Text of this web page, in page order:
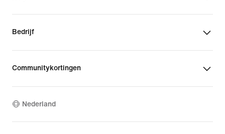
Bedrijf
Communitykortingen
Nederland